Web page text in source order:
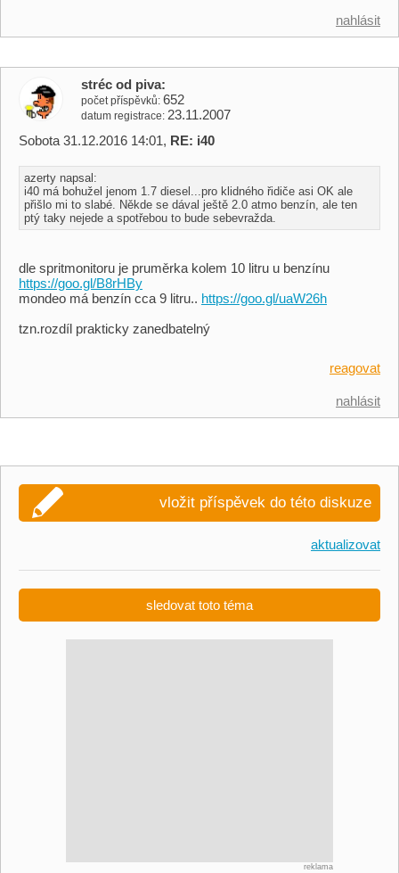
nahlásit
stréc od piva
počet příspěvků 652
datum registrace 23.11.2007
Sobota 31.12.2016 14:01, RE: i40
azerty napsal:
i40 má bohužel jenom 1.7 diesel...pro klidného řidiče asi OK ale
přišlo mi to slabé. Někde se dával ještě 2.0 atmo benzín, ale ten
ptý taky nejede a spotřebou to bude sebevražda.
dle spritmonitoru je pruměrka kolem 10 litru u benzínu
https://goo.gl/B8rHBy
mondeo má benzín cca 9 litru.. https://goo.gl/uaW26h
tzn.rozdíl prakticky zanedbatelný
reagovat
nahlásit
vložit příspěvek do této diskuze
aktualizovat
sledovat toto téma
reklama